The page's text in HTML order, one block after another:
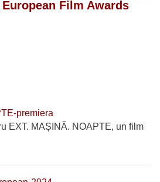
Film Awards
EXT. MAȘINĂ. NOAPTE, un film